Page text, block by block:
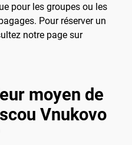
pour les groupes ou les
Pour réserver un
notre page sur
moyen de
Vnukovo